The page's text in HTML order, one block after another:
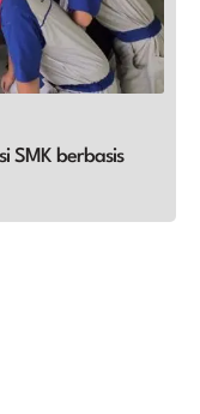
SMK berbasis